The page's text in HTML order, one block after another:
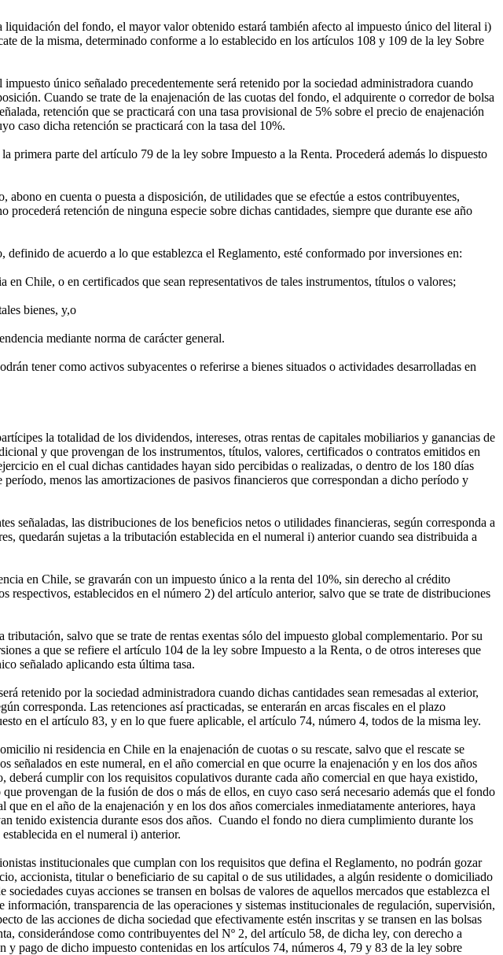
del fondo, el mayor valor obtenido estará también afecto al impuesto único del literal i)
de la misma, determinado conforme a lo establecido en los artículos 108 y 109 de la ley Sobre
único señalado precedentemente será retenido por la sociedad administradora cuando
Cuando se trate de la enajenación de las cuotas del fondo, el adquirente o corredor de bolsa
retención que se practicará con una tasa provisional de 5% sobre el precio de enajenación
caso dicha retención se practicará con la tasa del 10%.
primera parte del artículo 79 de la ley sobre Impuesto a la Renta. Procederá además lo dispuesto
en cuenta o puesta a disposición, de utilidades que se efectúe a estos contribuyentes,
retención de ninguna especie sobre dichas cantidades, siempre que durante ese año
de acuerdo a lo que establezca el Reglamento, esté conformado por inversiones en:
Chile, o en certificados que sean representativos de tales instrumentos, títulos o valores;
bienes, y,o
mediante norma de carácter general.
tener como activos subyacentes o referirse a bienes situados o actividades desarrolladas en
la totalidad de los dividendos, intereses, otras rentas de capitales mobiliarios y ganancias de
y que provengan de los instrumentos, títulos, valores, certificados o contratos emitidos en
en el cual dichas cantidades hayan sido percibidas o realizadas, o dentro de los 180 días
menos las amortizaciones de pasivos financieros que correspondan a dicho período y
las distribuciones de los beneficios netos o utilidades financieras, según corresponda a
quedarán sujetas a la tributación establecida en el numeral i) anterior cuando sea distribuida a
en Chile, se gravarán con un impuesto único a la renta del 10%, sin derecho al crédito
establecidos en el número 2) del artículo anterior, salvo que se trate de distribuciones
salvo que se trate de rentas exentas sólo del impuesto global complementario. Por su
a que se refiere el artículo 104 de la ley sobre Impuesto a la Renta, o de otros intereses que
señalado aplicando esta última tasa.
retenido por la sociedad administradora cuando dichas cantidades sean remesadas al exterior,
corresponda. Las retenciones así practicadas, se enterarán en arcas fiscales en el plazo
en el artículo 83, y en lo que fuere aplicable, el artículo 74, número 4, todos de la misma ley.
ni residencia en Chile en la enajenación de cuotas o su rescate, salvo que el rescate se
en este numeral, en el año comercial en que ocurre la enajenación y en los dos años
cumplir con los requisitos copulativos durante cada año comercial en que haya existido,
provengan de la fusión de dos o más de ellos, en cuyo caso será necesario además que el fondo
en el año de la enajenación y en los dos años comerciales inmediatamente anteriores, haya
tenido existencia durante esos dos años. Cuando el fondo no diera cumplimiento durante los
en el numeral i) anterior.
institucionales que cumplan con los requisitos que defina el Reglamento, no podrán gozar
accionista, titular o beneficiario de su capital o de sus utilidades, a algún residente o domiciliado
cuyas acciones se transen en bolsas de valores de aquellos mercados que establezca el
transparencia de las operaciones y sistemas institucionales de regulación, supervisión,
de las acciones de dicha sociedad que efectivamente estén inscritas y se transen en las bolsas
considerándose como contribuyentes del Nº 2, del artículo 58, de dicha ley, con derecho a
pago de dicho impuesto contenidas en los artículos 74, números 4, 79 y 83 de la ley sobre